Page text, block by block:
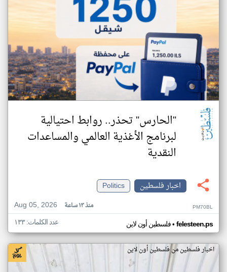
"الحارس" تحذر.. روابط احتيالية
لبرنامج الأغذية العالمي والمساعدات
النقدية
اخبار فلسطين
Politics
Aug 05, 2026
منذ ١٣ ساعة PM70BL
فلسطين أون لاين• felesteen.ps عدد الكلمات: ١٣٣
اخبار فلسطين من فلسطين أون لاين